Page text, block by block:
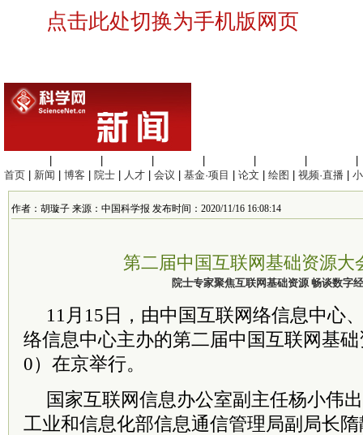
点击此处切换为手机版网页
首页
新闻 博客 院士 人才 会议 基金·项目 论文 绘图 视频·直播
作者：胡璇子 来源：中国科学报 发布时间：2020/11/16 16:08:14
第二届中国互联网基础资源大
院士专家聚焦互联网基础资源 畅谈数字
11月15日，由中国互联网络信息中心
络信息中心主办的第二届中国互联网基
0）在京举行。
国家互联网信息办公室副主任杨小伟
工业和信息化部信息通信管理局副局长